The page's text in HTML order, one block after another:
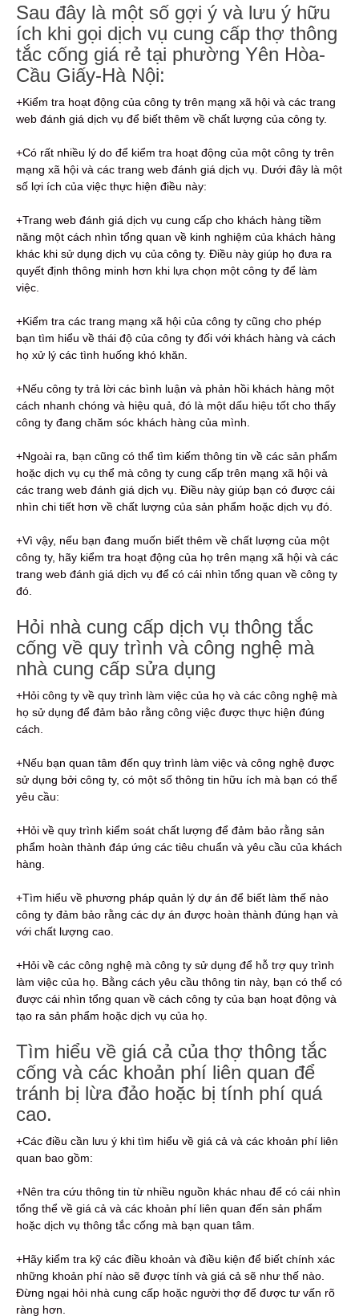
Sau đây là một số gợi ý và lưu ý hữu
ích khi gọi dịch vụ cung cấp thợ thông
tắc cống giá rẻ tại phường Yên Hòa-
Cầu Giấy-Hà Nội:
+Kiểm tra hoạt động của công ty trên mạng xã hội và các trang
web đánh giá dịch vụ để biết thêm về chất lượng của công ty.
+Có rất nhiều lý do để kiểm tra hoạt động của một công ty trên
mạng xã hội và các trang web đánh giá dịch vụ. Dưới đây là một
số lợi ích của việc thực hiện điều này:
+Trang web đánh giá dịch vụ cung cấp cho khách hàng tiềm
năng một cách nhìn tổng quan về kinh nghiệm của khách hàng
khác khi sử dụng dịch vụ của công ty. Điều này giúp họ đưa ra
quyết định thông minh hơn khi lựa chọn một công ty để làm
việc.
+Kiểm tra các trang mạng xã hội của công ty cũng cho phép
bạn tìm hiểu về thái độ của công ty đối với khách hàng và cách
họ xử lý các tình huống khó khăn.
+Nếu công ty trả lời các bình luận và phản hồi khách hàng một
cách nhanh chóng và hiệu quả, đó là một dấu hiệu tốt cho thấy
công ty đang chăm sóc khách hàng của mình.
+Ngoài ra, bạn cũng có thể tìm kiếm thông tin về các sản phẩm
hoặc dịch vụ cụ thể mà công ty cung cấp trên mạng xã hội và
các trang web đánh giá dịch vụ. Điều này giúp bạn có được cái
nhìn chi tiết hơn về chất lượng của sản phẩm hoặc dịch vụ đó.
+Vì vậy, nếu bạn đang muốn biết thêm về chất lượng của một
công ty, hãy kiểm tra hoạt động của họ trên mạng xã hội và các
trang web đánh giá dịch vụ để có cái nhìn tổng quan về công ty
đó.
Hỏi nhà cung cấp dịch vụ thông tắc
cống về quy trình và công nghệ mà
nhà cung cấp sửa dụng
+Hỏi công ty về quy trình làm việc của họ và các công nghệ mà
họ sử dụng để đảm bảo rằng công việc được thực hiện đúng
cách.
+Nếu bạn quan tâm đến quy trình làm việc và công nghệ được
sử dụng bởi công ty, có một số thông tin hữu ích mà bạn có thể
yêu cầu:
+Hỏi về quy trình kiểm soát chất lượng để đảm bảo rằng sản
phẩm hoàn thành đáp ứng các tiêu chuẩn và yêu cầu của khách
hàng.
+Tìm hiểu về phương pháp quản lý dự án để biết làm thế nào
công ty đảm bảo rằng các dự án được hoàn thành đúng hạn và
với chất lượng cao.
+Hỏi về các công nghệ mà công ty sử dụng để hỗ trợ quy trình
làm việc của họ. Bằng cách yêu cầu thông tin này, bạn có thể có
được cái nhìn tổng quan về cách công ty của bạn hoạt động và
tạo ra sản phẩm hoặc dịch vụ của họ.
Tìm hiểu về giá cả của thợ thông tắc
cống và các khoản phí liên quan để
tránh bị lừa đảo hoặc bị tính phí quá
cao.
+Các điều cần lưu ý khi tìm hiểu về giá cả và các khoản phí liên
quan bao gồm:
+Nên tra cứu thông tin từ nhiều nguồn khác nhau để có cái nhìn
tổng thể về giá cả và các khoản phí liên quan đến sản phẩm
hoặc dịch vụ thông tắc cống mà bạn quan tâm.
+Hãy kiểm tra kỹ các điều khoản và điều kiện để biết chính xác
những khoản phí nào sẽ được tính và giá cả sẽ như thế nào.
Đừng ngại hỏi nhà cung cấp hoặc người thợ để được tư vấn rõ
ràng hơn.